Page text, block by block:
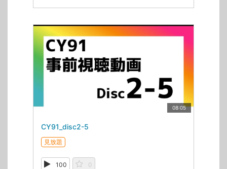
08:05
CY91_disc2-5
見放題
100 0